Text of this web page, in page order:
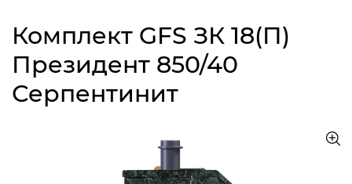
Комплект GFS ЗК 18(П)
Президент 850/40
Серпентинит